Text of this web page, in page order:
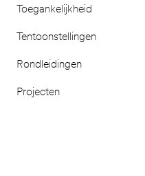
Toegankelijkheid
Tentoonstellingen
Rondleidingen
Projecten